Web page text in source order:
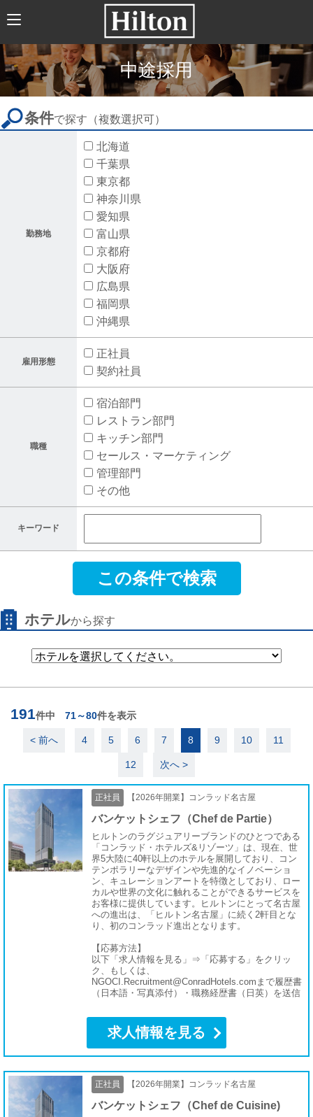
中途採用
条件で探す （複数選択可）
勤務地
北海道
千葉県
東京都
神奈川県
愛知県
富山県
京都府
大阪府
広島県
福岡県
沖縄県
雇用形態
正社員
契約社員
職種
宿泊部門
レストラン部門
キッチン部門
セールス・マーケティング
管理部門
その他
キーワード
ホテルから探す
191件中 71～80件を表示
< 前へ 4 5 6 7 8 9 10 11
12 次へ >
正社員 【2026年開業】コンラッド名古屋
バンケットシェフ（Chef de Partie）
ヒルトンのラグジュアリーブランドのひとつである
「コンラッド・ホテルズ&リゾーツ」は、現在、世
界5大陸に40軒以上のホテルを展開しており、コン
テンポラリーなデザインや先進的なイノベーショ
ン、キュレーションアートを特徴としており、ロー
カルや世界の文化に触れることができるサービスを
お客様に提供しています。ヒルトンにとって名古屋
への進出は、「ヒルトン名古屋」に続く2軒目とな
り、初のコンラッド進出となります。
【応募方法】
以下「求人情報を見る」⇒「応募する」をクリッ
ク、もしくは、
NGOCI.Recruitment@ConradHotels.comまで履歴書
（日本語・写真添付）・職務経歴書（日英）を送信
求人情報を見る
正社員 【2026年開業】コンラッド名古屋
バンケットシェフ（Chef de Cuisine)
ABOUT US
HILTONについて
トレーニング
（社会貢献、職場環境、福利厚生）
求人情報
新卒採用について
【新卒】RJET幹部候補
よくある質問
【新卒】ファイナンス幹部候補
中途採用
社員の声
ニュース
求人情報
企業情報
プライバシーポリシー
利用規約